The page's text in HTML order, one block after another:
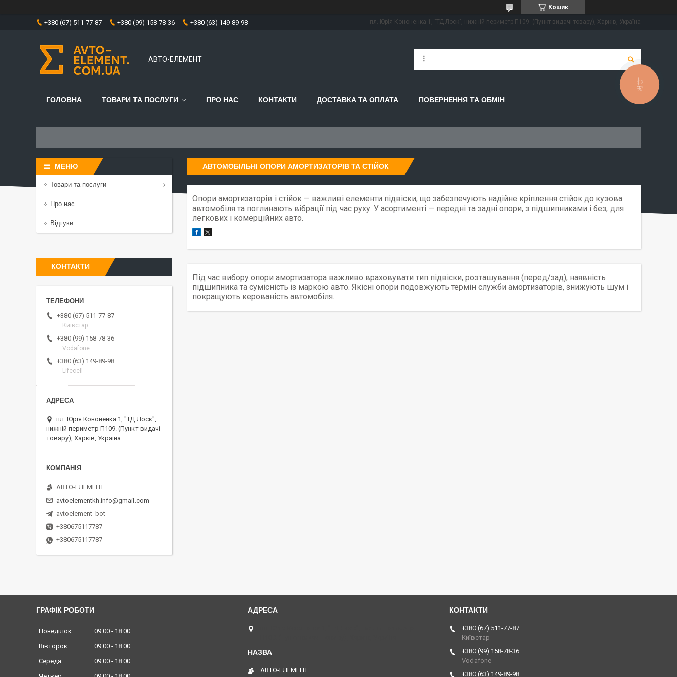
Кошик
+380 (67) 511-77-87 +380 (99) 158-78-36 +380 (63) 149-89-98 пл. Юрія Кононенка 1, "ТД Лоск", нижній периметр П109. (Пункт видачі товару), Харків, Україна
АВТО-ЕЛЕМЕНТ
ГОЛОВНА ТОВАРИ ТА ПОСЛУГИ ПРО НАС КОНТАКТИ ДОСТАВКА ТА ОПЛАТА ПОВЕРНЕННЯ ТА ОБМІН
АВТОМОБІЛЬНІ ОПОРИ АМОРТИЗАТОРІВ ТА СТІЙОК
Опори амортизаторів і стійок — важливі елементи підвіски, що забезпечують надійне кріплення стійок до кузова
автомобіля та поглинають вібрації під час руху. У асортименті — передні та задні опори, з підшипниками і без, для
легкових і комерційних авто.
Під час вибору опори амортизатора важливо враховувати тип підвіски, розташування (перед/зад), наявність
підшипника та сумісність із маркою авто. Якісні опори подовжують термін служби амортизаторів, знижують шум і
покращують керованість автомобіля.
Товари та послуги
Про нас
Відгуки
КОНТАКТИ
+380 (67) 511-77-87
Київстар
+380 (99) 158-78-36
Vodafone
+380 (63) 149-89-98
Lifecell
пл. Юрія Кононенка 1, "ТД Лоск",
нижній периметр П109. (Пункт видачі
товару), Харків, Україна
АВТО-ЕЛЕМЕНТ
avtoelementkh.info@gmail.com
avtoelement_bot
+380675117787
+380675117787
ГРАФІК РОБОТИ
Понеділок 09:00
18:00
Вівторок
09:00
18:00
Середа
09:00
18:00
АВТО-ЕЛЕМЕНТ
+380 (67) 511-77-87
Київстар
+380 (99) 158-78-36
Vodafone
+380 (63) 149-89-98
КНОПКА
ЗВ'ЯЗКУ